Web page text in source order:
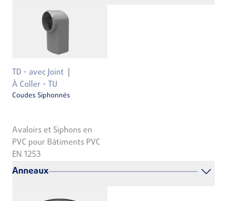
TD - avec Joint
À Coller - TU
Coudes Siphonnés
Avaloirs et Siphons en
PVC pour Bâtiments PVC
EN 1253
Anneaux